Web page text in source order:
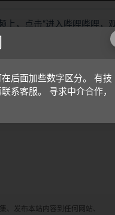
，点击“进入哔哩哔哩，观
买错资料，如果买错，概
、发布本站内容到任何网站、
后面加些数字区分。 有技
系客服。 寻求中介合作，